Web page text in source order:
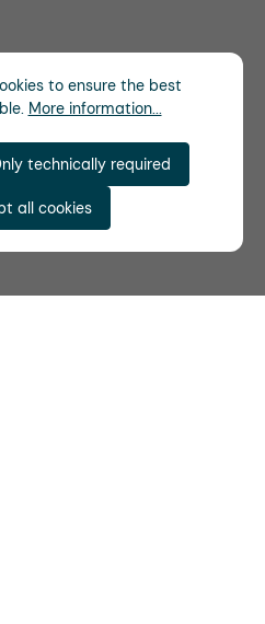
to ensure the best
More information...
technically required
all cookies